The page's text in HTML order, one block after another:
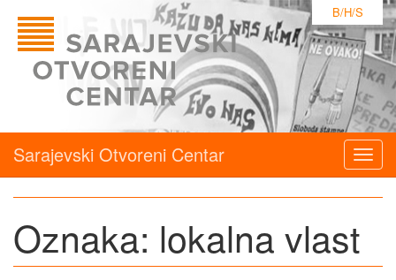
B/H/S
Sarajevski Otvoreni Centar
Oznaka: lokalna vlast